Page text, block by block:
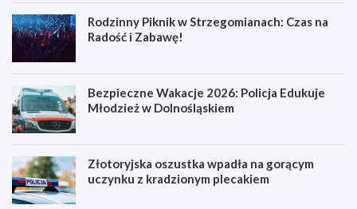
Rodzinny Piknik w Strzegomianach: Czas na
Radość i Zabawę!
Bezpieczne Wakacje 2026: Policja Edukuje
Młodzież w Dolnośląskiem
Złotoryjska oszustka wpadła na gorącym
uczynku z kradzionym plecakiem
H
R